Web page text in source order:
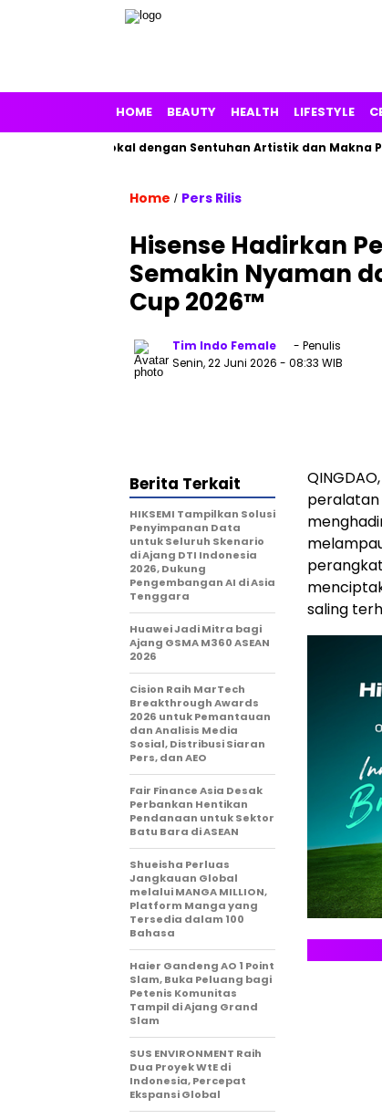
HOME BEAUTY HEALTH LIFESTYLE
Parfum Lokal dengan Sentuhan Artistik dan Makna
Home / Pers Rilis
Hisense Hadirkan
Semakin Nyaman
Cup 2026™
Tim Indo Female
- Penulis
Senin, 22 Juni 2026 - 08:33 WIB
peralatan
saling
Berita Terkait
HIKSEMI Tampilkan Solusi
Penyimpanan Data
untuk Seluruh Skenario
di Ajang DTI Indonesia
2026, Dukung
Pengembangan AI di Asia
Tenggara
Huawei Jadi Mitra bagi
Ajang GSMA M360 ASEAN
2026
Cision Raih MarTech
Breakthrough Awards
2026 untuk Pemantauan
dan Analisis Media
Sosial, Distribusi Siaran
Pers, dan AEO
Fair Finance Asia Desak
Perbankan Hentikan
Pendanaan untuk Sektor
Batu Bara di ASEAN
Shueisha Perluas
Jangkauan Global
melalui MANGA MILLION,
Platform Manga yang
Tersedia dalam 100
Bahasa
Haier Gandeng AO 1 Point
Slam, Buka Peluang bagi
Petenis Komunitas
Tampil di Ajang Grand
Slam
SUS ENVIRONMENT Raih
Dua Proyek WtE di
Indonesia, Percepat
Ekspansi Global